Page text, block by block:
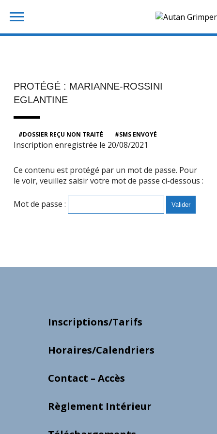
PROTÉGÉ : MARIANNE-ROSSINI
EGLANTINE
DOSSIER REÇU NON TRAITÉ SMS ENVOYÉ
Inscription enregistrée le 20/08/2021
Ce contenu est protégé par un mot de passe. Pour
le voir, veuillez saisir votre mot de passe ci-dessous :
Mot de passe :
Inscriptions/Tarifs
Horaires/Calendriers
Contact – Accès
Règlement Intérieur